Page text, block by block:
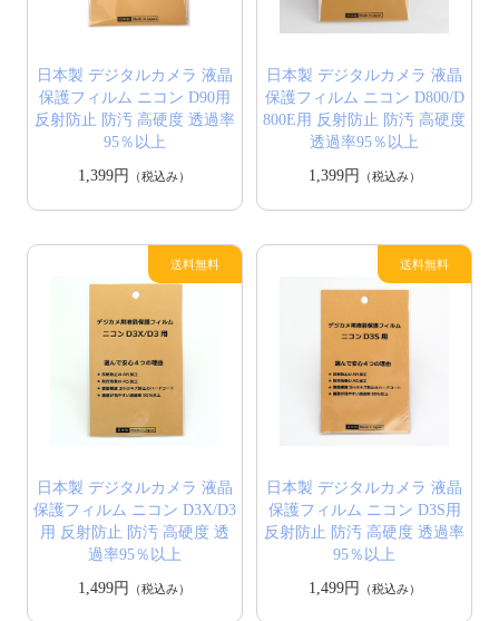
日本製 デジタルカメラ 液晶
保護フィルム ニコン D90用
反射防止 防汚 高硬度 透過率
95％以上
1,399円
（税込み）
日本製 デジタルカメラ 液晶
保護フィルム ニコン D800/D
800E用 反射防止 防汚 高硬度
透過率95％以上
1,399円
（税込み）
日本製 デジタルカメラ 液晶
保護フィルム ニコン D3X/D3
用 反射防止 防汚 高硬度 透
過率95％以上
1,499円
（税込み）
日本製 デジタルカメラ 液晶
保護フィルム ニコン D3S用
反射防止 防汚 高硬度 透過率
95％以上
1,499円
（税込み）